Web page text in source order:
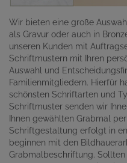
Wir bieten eine große
als Gravur oder auch in
unseren Kunden mit
Schriftmustern mit Ihren
Auswahl und
Familienmitgliedern. Hierfür
schönsten Schriftarten und
Schriftmuster senden wir
Ihnen gewählten Grabmal
Schriftgestaltung erfolgt in
beginnen mit den
Grabmalbeschriftung.